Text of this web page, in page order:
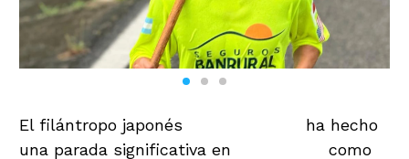
El filántropo japonés
ha hecho
una parada significativa en
como